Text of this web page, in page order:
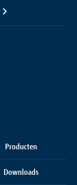
Producten
Downloads